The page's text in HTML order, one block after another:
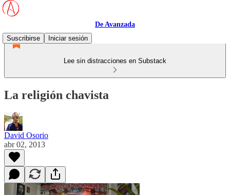
De Avanzada
Suscribirse
Iniciar sesión
Lee sin distracciones en Substack
La religión chavista
David Osorio
abr 02, 2013